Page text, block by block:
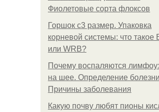
Фиолетовые сорта флоксов
Горшок с3 размер. Упаковка
корневой системы: что такое
или WRB?
Почему воспаляются
на шее. Определение
Причины заболевания
Какую почву любят пионы